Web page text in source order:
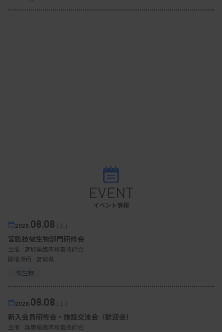
EVENT
イベント情報
2026. 08.08（土）
宮臨技微生物部門研修会
主催 : 宮城県臨床検査技師会
開催場所 : 宮城県
微生物
2026. 08.08（土）
新入会員研修会・施設交流会（歓迎会）
主催 : 兵庫県臨床検査技師会